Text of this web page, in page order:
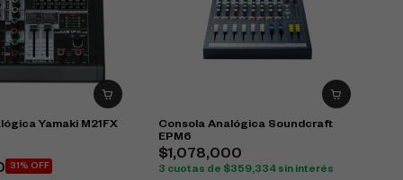
Yamaki M21FX
31% OFF
Consola Analógica Soundcraft
EPM6
$1,078,000
3 cuotas de $359,334sin interés